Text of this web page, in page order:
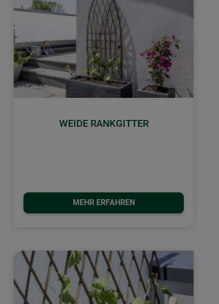
WEIDE RANKGITTER
MEHR ERFAHREN